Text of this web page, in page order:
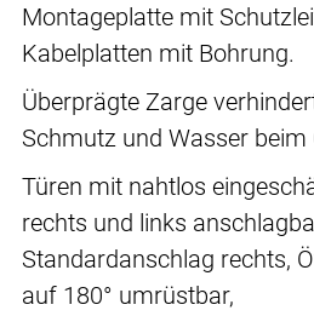
Montageplatte mit
Kabelplatten mit Bohrung.
Überprägte Zarge
Schmutz und Wasser
Türen mit nahtlos
rechts und links
Standardanschlag rechts,
auf 180° umrüstbar,